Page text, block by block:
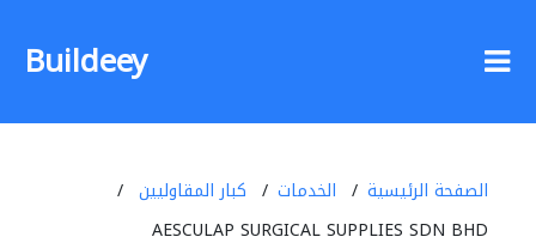
Buildeey
الصفحة الرئيسية الخدمات
كبار المقاوليين
AESCULAP SURGICAL SUPPLIES SDN BHD